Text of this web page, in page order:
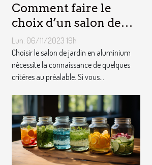
Comment faire le
choix d’un salon de
jardin en aluminium ?
Lun. 06/11/2023 19h
Choisir le salon de jardin en aluminium
nécessite la connaissance de quelques
critères au préalable. Si vous...